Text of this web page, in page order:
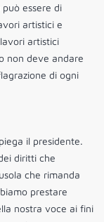
essere di
artistici e
artistici
non deve andare
di ogni
il presidente.
diritti che
che rimanda
prestare
nostra voce ai fini